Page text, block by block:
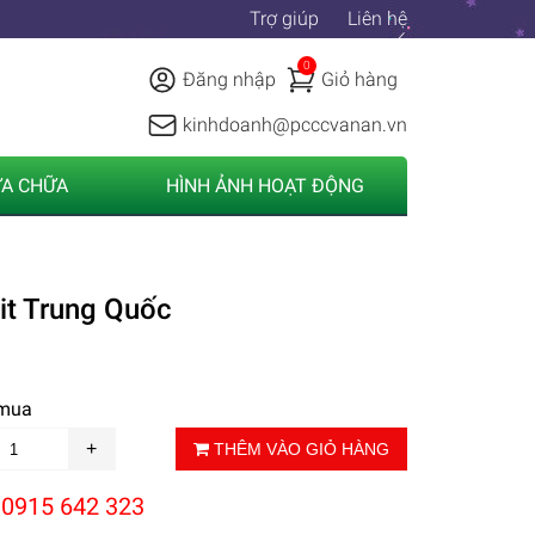
Trợ giúp Liên hệ
Đăng nhập
0
Giỏ hàng
kinhdoanh@pcccvanan.vn
CHỮA HÌNH ẢNH HOẠT ĐỘNG
Trung Quốc
THÊM VÀO GIỎ HÀNG
0915 642 323